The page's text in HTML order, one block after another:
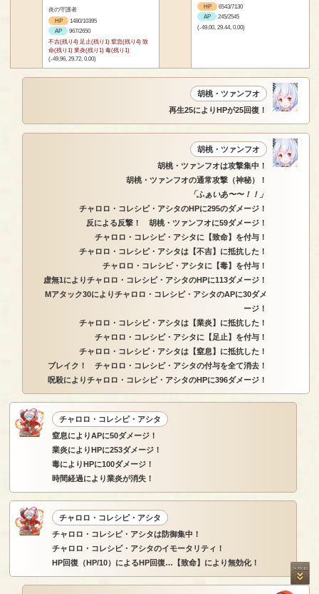
炎の守護者
HP
1480/10395
AP
967/2650
不吉(残り4) 足止(残り1) 窒息(残り4) 致
命(残り1) 業炎(残り1) 毒(残り1)
(-49.96, 29.72, 0.00)
HP
6543/7130
AP
245/2545
(-49.00, 29.44, 0.00)
胡桃・ツァンフオ
再生25によりHPが25回復！
胡桃・ツァンフオ
胡桃・ツァンフオは攻撃集中！
胡桃・ツァンフオの通常攻撃（神秘）！
「ふぁいあ〜〜！！」
チャロロ・コレシピ・アシタのHPに295のダメージ！
反による反撃！ 胡桃・ツァンフオに59ダメージ！
チャロロ・コレシピ・アシタに【致命】を付与！
チャロロ・コレシピ・アシタは【不吉】に抵抗した！
チャロロ・コレシピ・アシタに【毒】を付与！
虚無1によりチャロロ・コレシピ・アシタのHPに113ダメージ！
Mアタック30によりチャロロ・コレシピ・アシタのAPに30ダメ
ージ！
チャロロ・コレシピ・アシタは【業炎】に抵抗した！
チャロロ・コレシピ・アシタに【足止】を付与！
チャロロ・コレシピ・アシタは【窒息】に抵抗した！
ブレイク！ チャロロ・コレシピ・アシタの付与を全て消去！
呪殺によりチャロロ・コレシピ・アシタのHPに396ダメージ！
チャロロ・コレシピ・アシタ
窒息によりAPに50ダメージ！
業炎によりHPに253ダメージ！
毒によりHPに100ダメージ！
時間経過により業炎が消失！
チャロロ・コレシピ・アシタ
チャロロ・コレシピ・アシタは防御集中！
チャロロ・コレシピ・アシタのイモータリティ！
HP回復（HP/10）によるHP回復…【致命】により無効化！